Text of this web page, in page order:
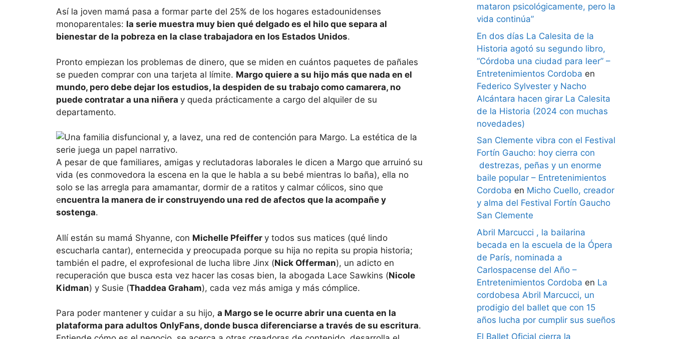
Así la joven mamá pasa a formar parte del 25% de los hogares estadounidenses
monoparentales: la serie muestra muy bien qué delgado es el hilo que separa al
bienestar de la pobreza en la clase trabajadora en los Estados Unidos.
Pronto empiezan los problemas de dinero, que se miden en cuántos paquetes de pañales
se pueden comprar con una tarjeta al límite. Margo quiere a su hijo más que nada en el
mundo, pero debe dejar los estudios, la despiden de su trabajo como camarera, no
puede contratar a una niñera y queda prácticamente a cargo del alquiler de su
departamento.
A pesar de que familiares, amigas y reclutadoras laborales le dicen a Margo que arruinó su
vida (es conmovedora la escena en la que le habla a su bebé mientras lo baña), ella no
solo se las arregla para amamantar, dormir de a ratitos y calmar cólicos, sino que
encuentra la manera de ir construyendo una red de afectos que la acompañe y
sostenga.
Allí están su mamá Shyanne, con Michelle Pfeiffer y todos sus matices (qué lindo
escucharla cantar), enternecida y preocupada porque su hija no repita su propia historia;
también el padre, el exprofesional de lucha libre Jinx (Nick Offerman), un adicto en
recuperación que busca esta vez hacer las cosas bien, la abogada Lace Sawkins (Nicole
Kidman) y Susie (Thaddea Graham), cada vez más amiga y más cómplice.
Para poder mantener y cuidar a su hijo, a Margo se le ocurre abrir una cuenta en la
plataforma para adultos OnlyFans, donde busca diferenciarse a través de su escritura.
mataron psicológicamente, pero la
vida continúa”
En dos días La Calesita de la
Historia agotó su segundo libro,
“Córdoba una ciudad para leer” –
Entretenimientos Cordoba en
Federico Sylvester y Nacho
Alcántara hacen girar La Calesita
de la Historia (2024 con muchas
novedades)
San Clemente vibra con el Festival
Fortín Gaucho: hoy cierra con
destrezas, peñas y un enorme
baile popular – Entretenimientos
Cordoba en Micho Cuello, creador
y alma del Festival Fortín Gaucho
San Clemente
Abril Marcucci , la bailarina
becada en la escuela de la Ópera
de París, nominada a
Carlospacense del Año –
Entretenimientos Cordoba en La
cordobesa Abril Marcucci, un
prodigio del ballet que con 15
años lucha por cumplir sus sueños
El Ballet Oficial cierra la